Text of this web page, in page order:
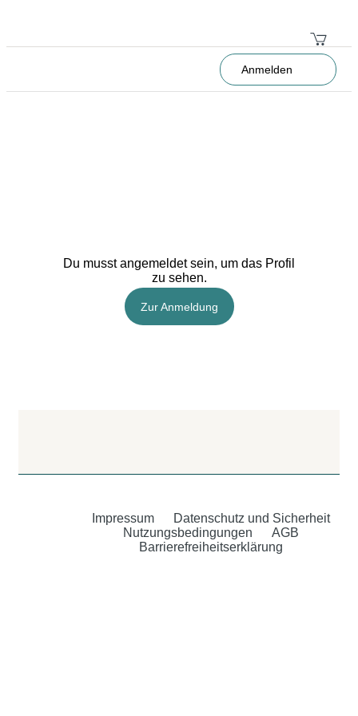
Anmelden
Du musst angemeldet sein, um das Profil
zu sehen.
Zur Anmeldung
Impressum
Datenschutz und Sicherheit
Nutzungsbedingungen
AGB
Barrierefreiheitserklärung